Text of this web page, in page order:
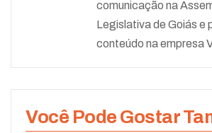
comunicação na
Legislativa de Goiás e
conteúdo na empresa
Você Pode Gostar